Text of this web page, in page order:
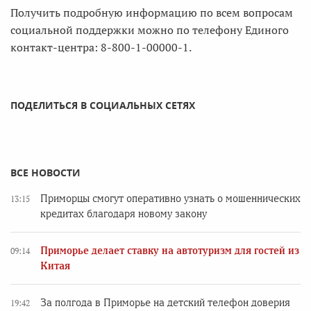
Получить подробную информацию по всем вопросам
социальной поддержки можно по телефону Единого
контакт-центра: 8-800-1-00000-1.
ПОДЕЛИТЬСЯ В СОЦИАЛЬНЫХ СЕТЯХ
ВСЕ НОВОСТИ
13:15
Приморцы смогут оперативно узнать о мошеннических
кредитах благодаря новому закону
09:14
Приморье делает ставку на автотуризм для гостей из
Китая
19:42
За полгода в Приморье на детский телефон доверия